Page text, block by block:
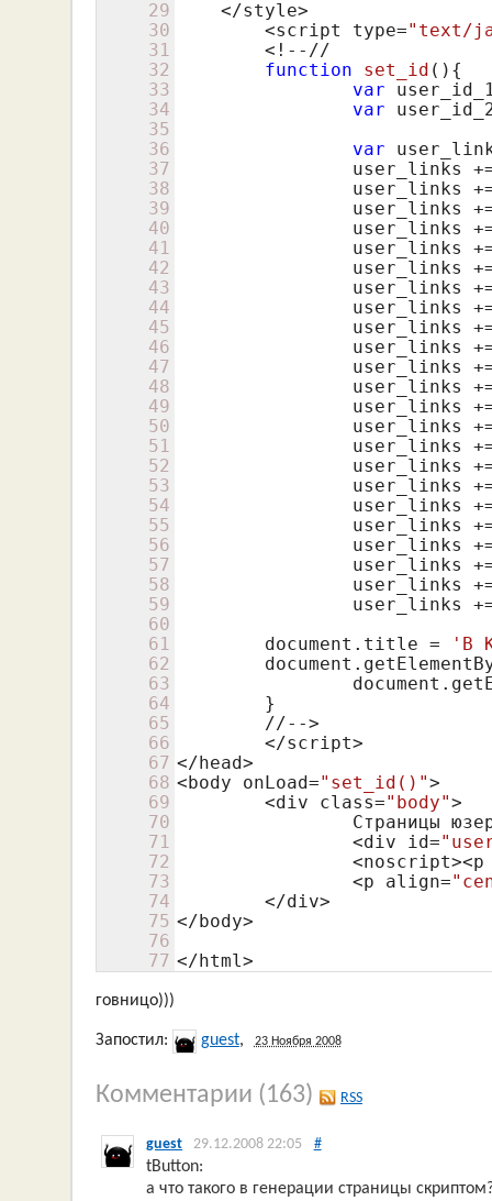
29
30
31
32
33
34
35
36
37
38
39
40
41
42
43
44
45
46
47
48
49
50
51
52
53
54
55
56
57
58
59
60
61
62
63
64
65
66
67
68
69
70
71
72
73
74
75
76
77
    </style>
	<script type=
"text/
	<!--
//
function
set_id () {
var
var
var
user_links
user_links
user_links
user_links
user_links
user_links
user_links
user_links
user_links
user_links
user_links
user_links
user_links
user_links
user_links
user_links
user_links
user_links
user_links
user_links
user_links
user_links
user_links
        document.title =
'В
//-->
</head>
<body onLoad="set_id()">
	<div class=
"body">
Страницы
		<div id=
		<p align=
</body>
</html>
говницо)))
Запостил: guest, 23 Ноября 2008
Комментарии (163) RSS
guest 29.12.2008 22:05 #
tButton:
а что такого в генерации страницы